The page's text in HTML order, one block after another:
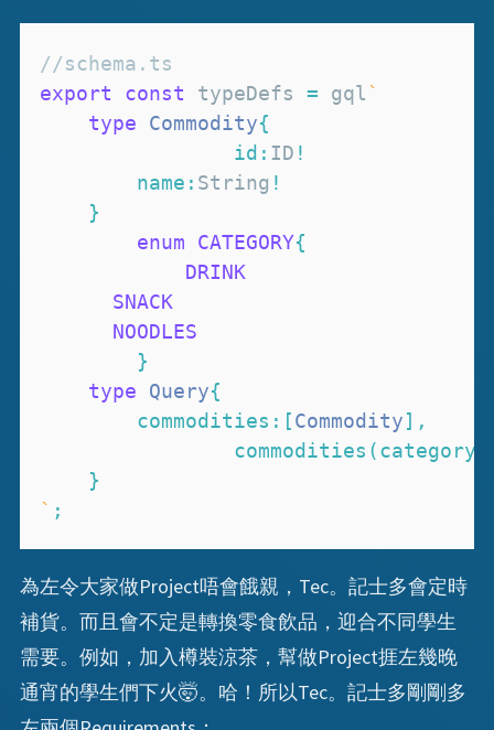
//schema.ts
export
const typeDefs = gql`
type
Commodity{
id : ID !
name : String !
}
enum
CATEGORY{
DRINK
SNACK
NOODLES
}
type
Query{
commodities : [Commodity] ,
commodities (category
}
` ;
為左令大家做Project唔會餓親，Tec。記士多會定時
補貨。而且會不定是轉換零食飲品，迎合不同學生
需要。例如，加入樽裝涼茶，幫做Project捱左幾晚
通宵的學生們下火🤯。哈！所以Tec。記士多剛剛多